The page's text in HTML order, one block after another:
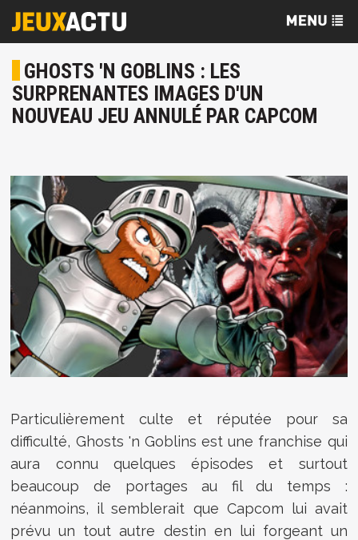
GHOSTS 'N GOBLINS : LES
SURPRENANTES IMAGES D'UN
NOUVEAU JEU ANNULÉ PAR CAPCOM
Particulièrement culte et réputée pour sa
difficulté, Ghosts 'n Goblins est une franchise qui
aura connu quelques épisodes et surtout
beaucoup de portages au fil du temps :
néanmoins, il semblerait que Capcom lui avait
prévu un tout autre destin en lui forgeant un